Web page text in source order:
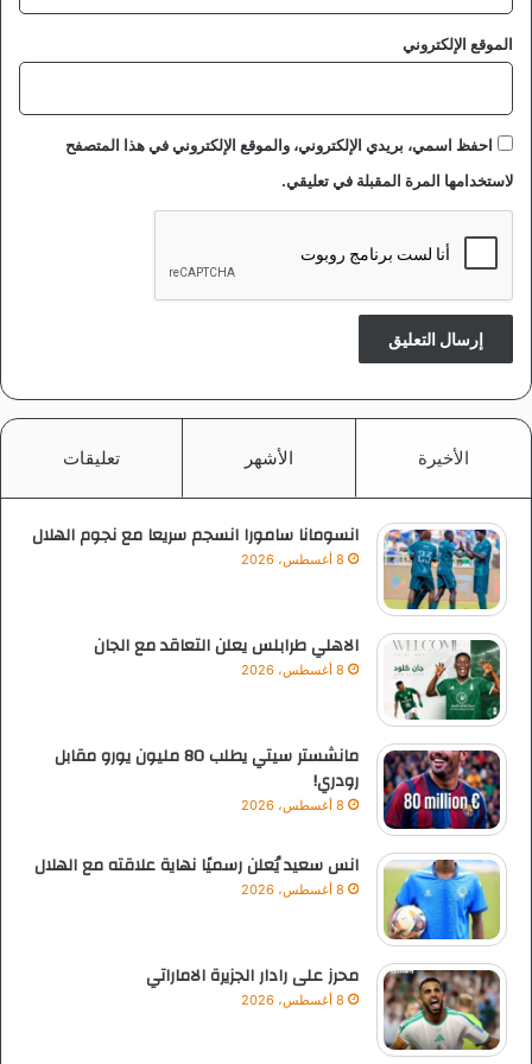
ز
م
ن
ا
ي
ح
م
الموقع الإلكتروني
احفظ اسمي، بريدي الإلكتروني، والموقع الإلكتروني في هذا المتصفح
لاستخدامها المرة المقبلة في تعليقي.
الأخيرة الأشهر تعليقات
انسومانا سامورا انسجم سريعا مع نجوم الهلال
8 أغسطس، 2026
الاهلي طرابلس يعلن التعاقد مع الجان
8 أغسطس، 2026
مانشستر سيتي يطلب 80 مليون يورو مقابل
رودري!
8 أغسطس، 2026
انس سعيد يُعلن رسميًا نهاية علاقته مع الهلال
8 أغسطس، 2026
محرز على رادار الجزيرة الاماراتي
8 أغسطس، 2026